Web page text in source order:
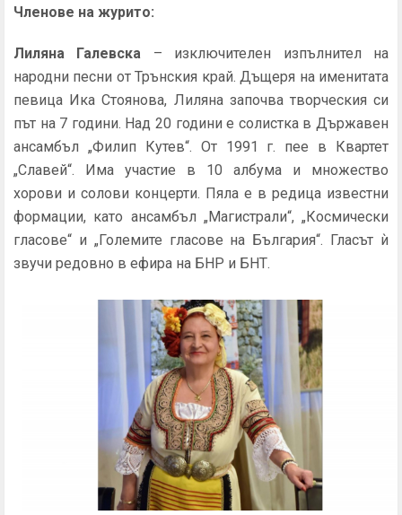
Членове на журито:
Лиляна Галевска – изключителен изпълнител на
народни песни от Трънския край. Дъщеря на именитата
певица Ика Стоянова, Лиляна започва творческия си
път на 7 години. Над 20 години е солистка в Държавен
ансамбъл „Филип Кутев“. От 1991 г. пее в Квартет
„Славей“. Има участие в 10 албума и множество
хорови и солови концерти. Пяла е в редица известни
формации, като ансамбъл „Магистрали“, „Космически
гласове“ и „Големите гласове на България“. Гласът ѝ
звучи редовно в ефира на БНР и БНТ.